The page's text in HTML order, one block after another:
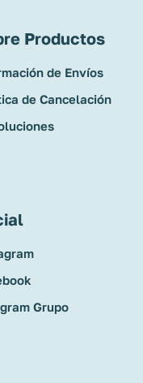
Productos
de Envíos
de Cancelación
Grupo